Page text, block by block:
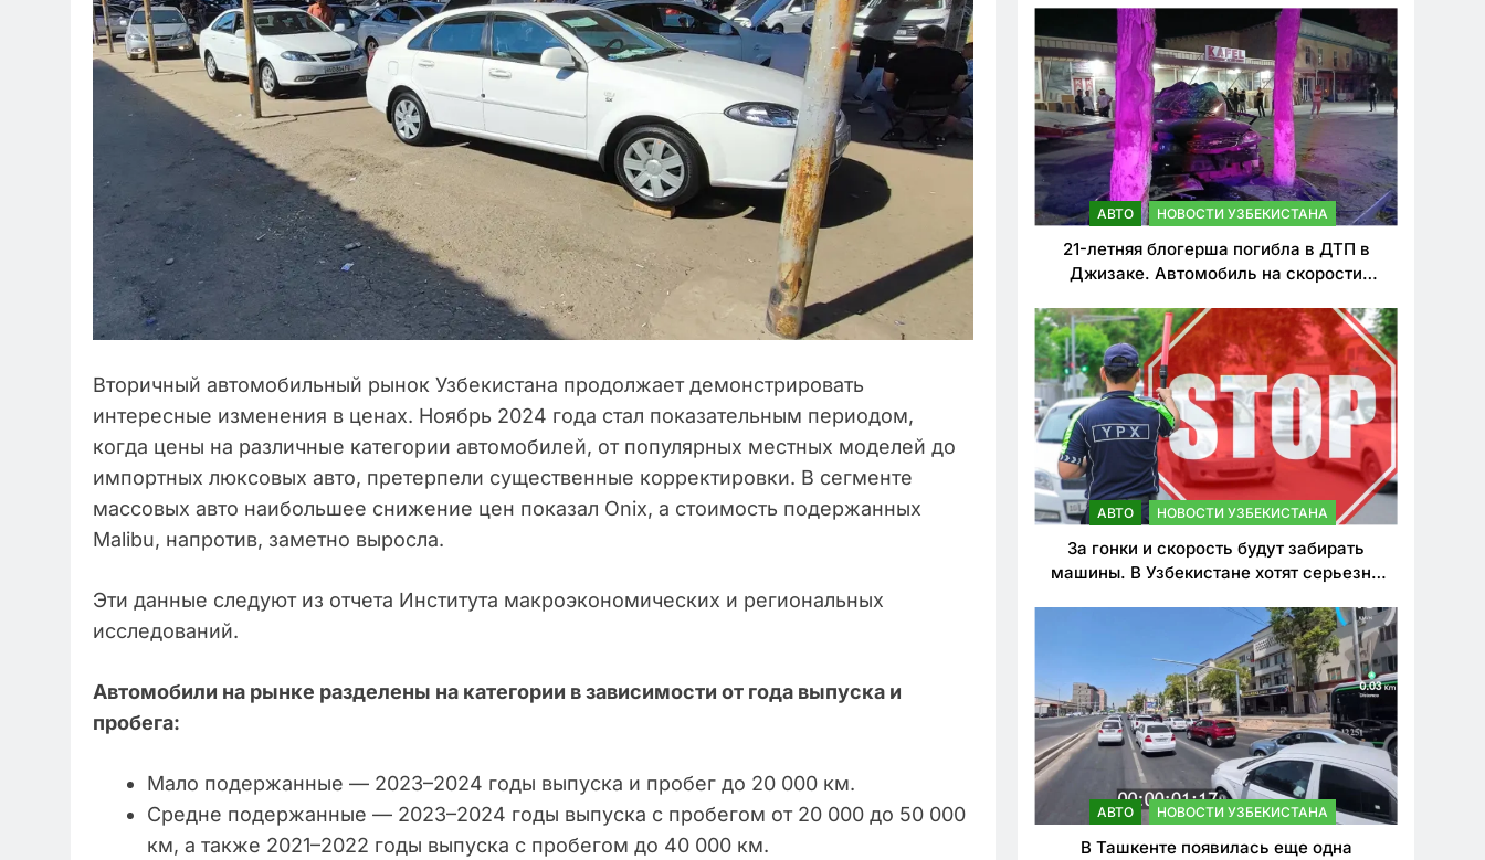
Вторичный автомобильный рынок Узбекистана продолжает демонстрировать
интересные изменения в ценах. Ноябрь 2024 года стал показательным периодом,
когда цены на различные категории автомобилей, от популярных местных моделей до
импортных люксовых авто, претерпели существенные корректировки. В сегменте
массовых авто наибольшее снижение цен показал Onix, а стоимость подержанных
Malibu, напротив, заметно выросла.
Эти данные следуют из отчета Института макроэкономических и региональных
исследований.
Автомобили на рынке разделены на категории в зависимости от года выпуска и
пробега:
Мало подержанные — 2023–2024 годы выпуска и пробег до 20 000 км.
Средне подержанные — 2023–2024 годы выпуска с пробегом от 20 000 до 50 000
км, а также 2021–2022 годы выпуска с пробегом до 40 000 км.
нарушителей ПДД
АВТО НОВОСТИ УЗБЕКИСТАНА
21-летняя блогерша погибла в ДТП в
Джизаке. Автомобиль на скорости
АВТО НОВОСТИ УЗБЕКИСТАНА
За гонки и скорость будут забирать
машины. В Узбекистане хотят серьезно
АВТО НОВОСТИ УЗБЕКИСТАНА
В Ташкенте появилась еще одна